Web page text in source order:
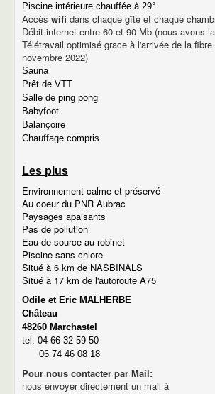
informations légales
Piscine intérieure chauffée à 29°
Accès wifi dans chaque gîte et chaque
Débit internet entre 60 et 90 Mb (nous avons la
Télétravail optimisé grace à l'arrivée de la
novembre 2022)
Sauna
Prêt de VTT
Salle de ping pong
Babyfoot
Balançoire
Chauffage compris
Les plus
Environnement calme et préservé
Au coeur du PNR Aubrac
Paysages apaisants
Pas de pollution
Eau de source au robinet
Piscine sans chlore
Situé à 6 km de NASBINALS
Situé à 17 km de l'autoroute A75
Odile et Eric MALHERBE
Château
48260 Marchastel
tel: 04 66 32 59 50
06 74 46 08 18
Pour nous contacter par Mail:
nous envoyer directement un mail à